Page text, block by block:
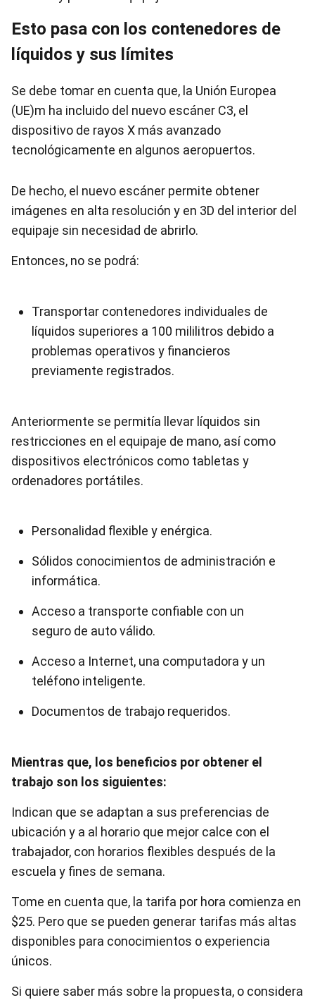
Esto pasa con los contenedores de
líquidos y sus límites
Se debe tomar en cuenta que, la Unión Europea
(UE)m ha incluido del nuevo escáner C3, el
dispositivo de rayos X más avanzado
tecnológicamente en algunos aeropuertos.
De hecho, el nuevo escáner permite obtener
imágenes en alta resolución y en 3D del interior del
equipaje sin necesidad de abrirlo.
Entonces, no se podrá:
Transportar contenedores individuales de
líquidos superiores a 100 mililitros debido a
problemas operativos y financieros
previamente registrados.
Anteriormente se permitía llevar líquidos sin
restricciones en el equipaje de mano, así como
dispositivos electrónicos como tabletas y
ordenadores portátiles.
Personalidad flexible y enérgica.
Sólidos conocimientos de administración e
informática.
Acceso a transporte confiable con un
seguro de auto válido.
Acceso a Internet, una computadora y un
teléfono inteligente.
Documentos de trabajo requeridos.
Mientras que, los beneficios por obtener el
trabajo son los siguientes:
Indican que se adaptan a sus preferencias de
ubicación y a al horario que mejor calce con el
trabajador, con horarios flexibles después de la
escuela y fines de semana.
Tome en cuenta que, la tarifa por hora comienza en
$25. Pero que se pueden generar tarifas más altas
disponibles para conocimientos o experiencia
únicos.
Si quiere saber más sobre la propuesta, o considera